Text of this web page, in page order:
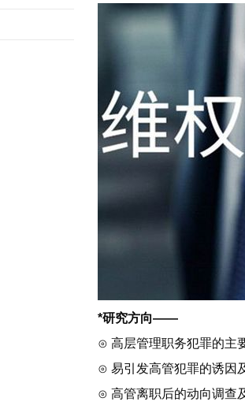
*研究方向——
⊙ 高层管理职务犯罪的主
⊙ 易引发高管犯罪的诱因
⊙ 高管离职后的动向调查